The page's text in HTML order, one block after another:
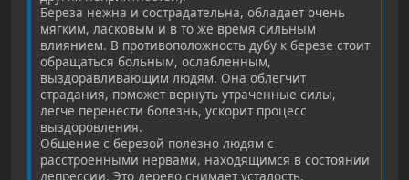
Береза нежна и сострадательна, обладает очень
мягким, ласковым и в то же время сильным
влиянием. В противоположность дубу к березе стоит
обращаться больным, ослабленным,
выздоравливающим людям. Она облегчит
страдания, поможет вернуть утраченные силы,
легче перенести болезнь, ускорит процесс
выздоровления.
Общение с березой полезно людям с
расстроенными нервами, находящимся в состоянии
депрессии. Это дерево снимает усталость,